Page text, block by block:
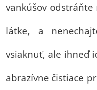
vankúšov
látke, a
vsiaknuť, ale ihneď
abrazívne čistiace